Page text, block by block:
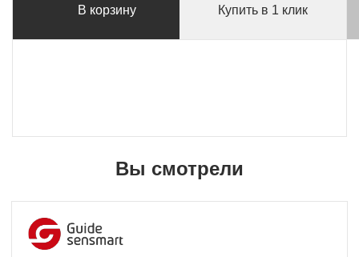
В корзину Купить в 1 клик
Вы смотрели